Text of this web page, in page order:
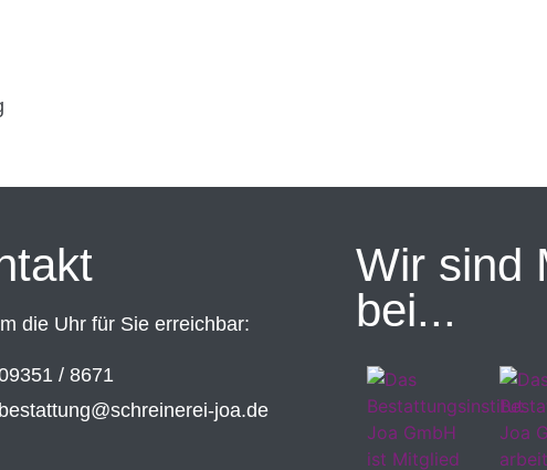
die Uhr für Sie erreichbar:
/ 8671
joa.de
Wir sind
bei...